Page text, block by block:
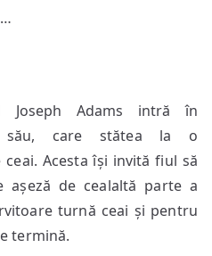
Joseph Adams intră în
său, care stătea la o
ceai. Acesta își invită fiul să
de cealaltă parte a
turnă ceai și pentru
termină.